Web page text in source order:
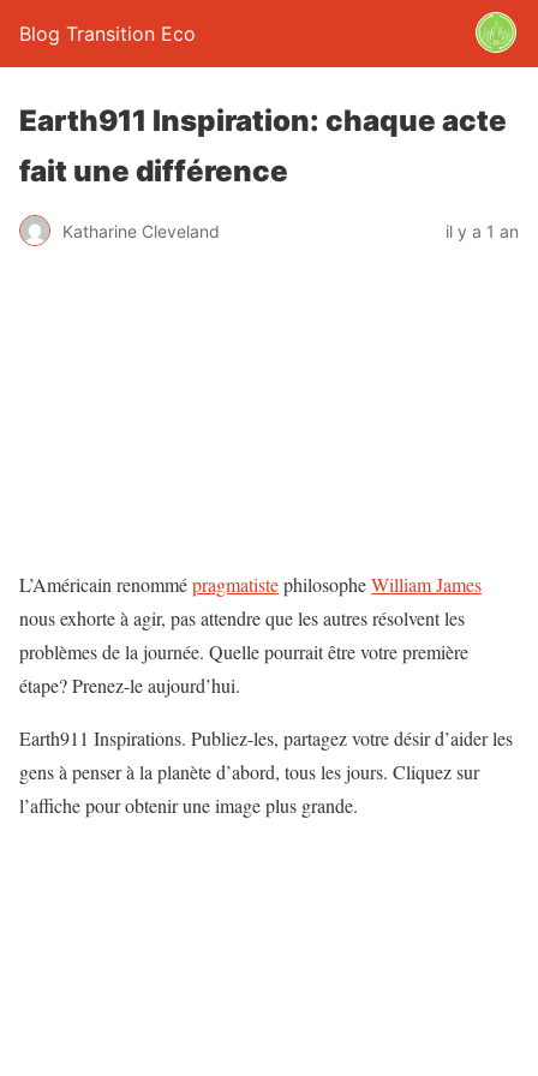
Blog Transition Eco
Earth911 Inspiration: chaque acte
fait une différence
Katharine Cleveland il y a 1 an
L’Américain renommépragmatistephilosopheWilliam James
nous exhorte à agir, pas attendre que les autres résolvent les
problèmes de la journée. Quelle pourrait être votre première
étape? Prenez-le aujourd’hui.
Earth911 Inspirations. Publiez-les, partagez votre désir d’aider les
gens à penser à la planète d’abord, tous les jours. Cliquez sur
l’affiche pour obtenir une image plus grande.